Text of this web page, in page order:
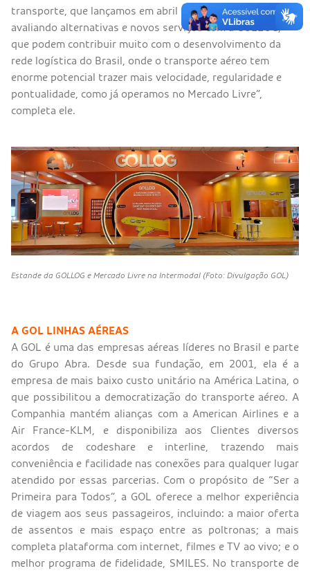
transporte, que lançamos em abril de 2022, estamos
avaliando alternativas e novos serviços com a GOLLOG,
que podem contribuir muito com o desenvolvimento da
rede logística do Brasil, onde o transporte aéreo tem
enorme potencial trazer mais velocidade, regularidade e
pontualidade, como já operamos no Mercado Livre”,
completa ele.
Estande da GOLLOG e Mercado Livre na Intermodal (Foto: Divulgação GOL)
A GOL LINHAS AÉREAS
A GOL é uma das empresas aéreas líderes no Brasil e parte
do Grupo Abra. Desde sua fundação, em 2001, ela é a
empresa de mais baixo custo unitário na América Latina, o
que possibilitou a democratização do transporte aéreo. A
Companhia mantém alianças com a American Airlines e a
Air France-KLM, e disponibiliza aos Clientes diversos
acordos de codeshare e interline, trazendo mais
conveniência e facilidade nas conexões para qualquer lugar
atendido por essas parcerias. Com o propósito de “Ser a
Primeira para Todos”, a GOL oferece a melhor experiência
de viagem aos seus passageiros, incluindo: a maior oferta
de assentos e mais espaço entre as poltronas; a mais
completa plataforma com internet, filmes e TV ao vivo; e o
melhor programa de fidelidade, SMILES. No transporte de